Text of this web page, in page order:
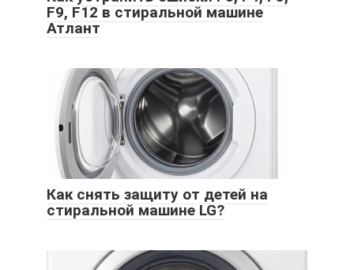
F9, F12 в стиральной машине
Атлант
Как снять защиту от детей на
стиральной машине LG?